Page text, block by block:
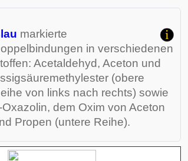
markierte
in verschiedenen
Acetaldehyd, Aceton und
(obere
von links nach rechts) sowie
Oxazolin, dem Oxim von Aceton
Propen (untere Reihe).